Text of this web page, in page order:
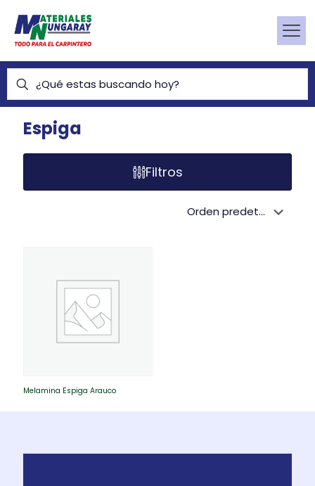
Espiga
Melamina Espiga Arauco
Filtros